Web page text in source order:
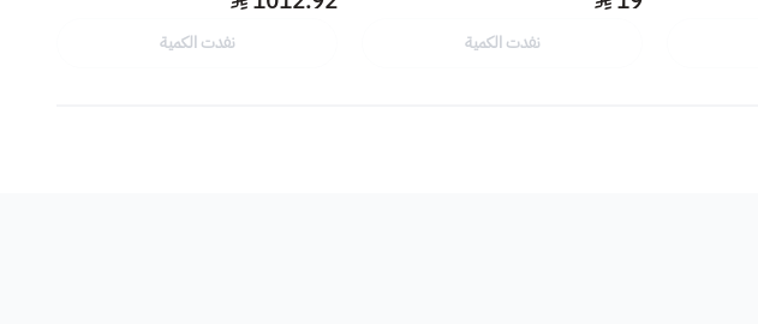
نفدت الكمية نفدت الكمية